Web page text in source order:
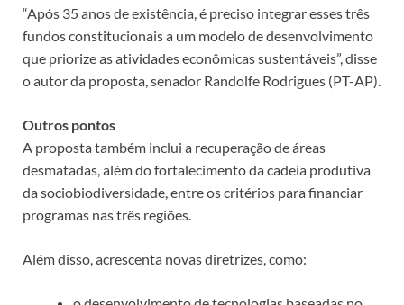
“Após 35 anos de existência, é preciso integrar esses três
fundos constitucionais a um modelo de desenvolvimento
que priorize as atividades econômicas sustentáveis”, disse
o autor da proposta, senador Randolfe Rodrigues (PT-AP).
Outros pontos
A proposta também inclui a recuperação de áreas
desmatadas, além do fortalecimento da cadeia produtiva
da sociobiodiversidade, entre os critérios para financiar
programas nas três regiões.
Além disso, acrescenta novas diretrizes, como: